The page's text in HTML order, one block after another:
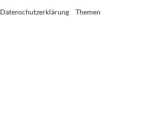
Datenschutzerklärung Themen